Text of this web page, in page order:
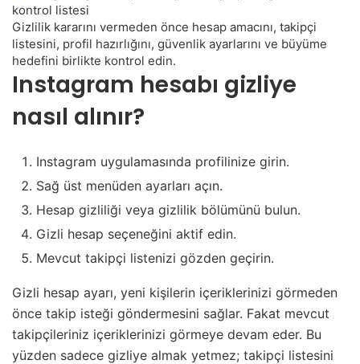
Gizlilik kararını vermeden önce hesap amacını, takipçi
listesini, profil hazırlığını, güvenlik ayarlarını ve büyüme
hedefini birlikte kontrol edin.
Instagram hesabı gizliye
nasıl alınır?
Instagram uygulamasında profilinize girin.
Sağ üst menüden ayarları açın.
Hesap gizliliği veya gizlilik bölümünü bulun.
Gizli hesap seçeneğini aktif edin.
Mevcut takipçi listenizi gözden geçirin.
Gizli hesap ayarı, yeni kişilerin içeriklerinizi görmeden
önce takip isteği göndermesini sağlar. Fakat mevcut
takipçileriniz içeriklerinizi görmeye devam eder. Bu
yüzden sadece gizliye almak yetmez; takipçi listesini